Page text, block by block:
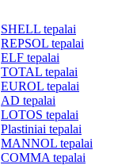
SHELL tepalai
REPSOL tepalai
ELF tepalai
TOTAL tepalai
EUROL tepalai
AD tepalai
LOTOS tepalai
Plastiniai tepalai
MANNOL tepalai
COMMA tepalai